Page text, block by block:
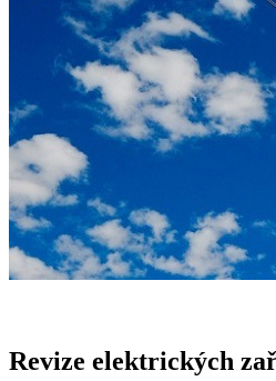
Revize elektrických